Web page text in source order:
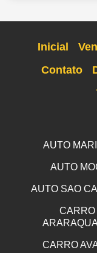
Inicial
Contato
AUTO
AUTO
AUTO SAO
CARRO
CARRO